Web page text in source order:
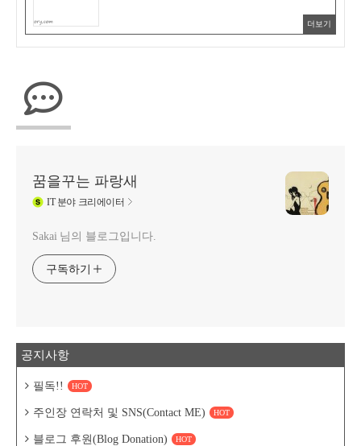
더보기
꿈을꾸는 파랑새
IT분야 크리에이터
Sakai 님의 블로그입니다.
구독하기
공지사항
필독!! HOT
주인장 연락처 및 SNS(Contact ME) HOT
블로그 후원(Blog Donation) HOT